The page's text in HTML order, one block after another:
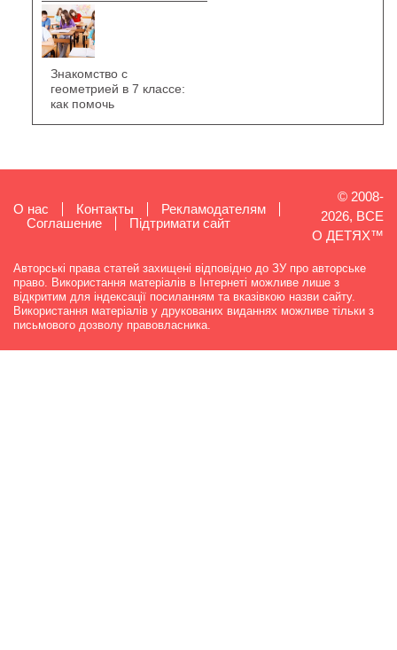
Знакомство с
геометрией в 7 классе:
как помочь
О нас Контакты
Рекламодателям
Cоглашение
Підтримати сайт
© 2008-
2026, ВСЕ
О ДЕТЯХ™
Авторські права статей захищені відповідно до ЗУ про авторське
право. Використання матеріалів в Інтернеті можливе лише з
відкритим для індексації посиланням та вказівкою назви сайту.
Використання матеріалів у друкованих виданнях можливе тільки з
письмового дозволу правовласника.